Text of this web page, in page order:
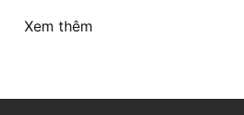
Xem thêm